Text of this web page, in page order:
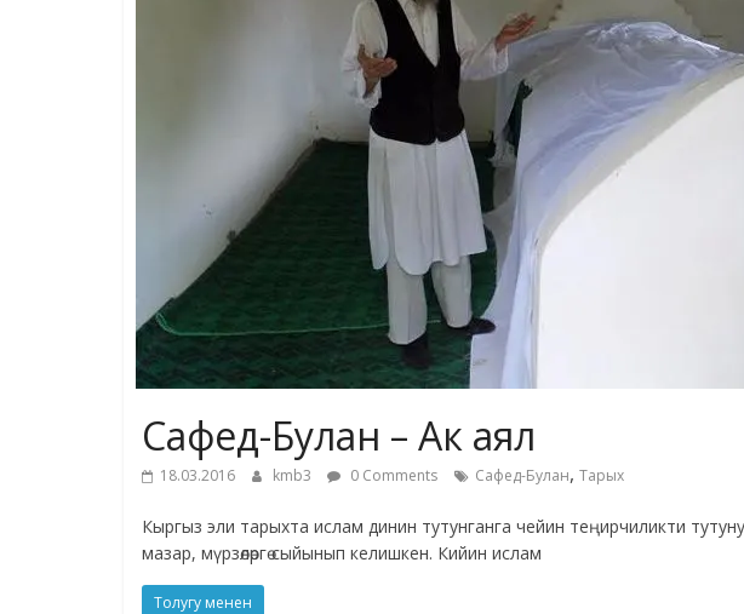
Сафед-Булан – Ак аял
18.03.2016 kmb3 0 Comments Сафед-Булан, Тарых
Кыргыз эли тарыхта ислам динин тутунганга чейин теңирчиликти
мазар, мүрзөлөргө сыйынып келишкен. Кийин ислам
Толугу менен